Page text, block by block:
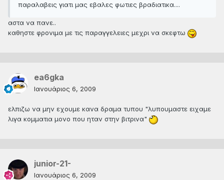
παραλαβεις γιατι μας εβαλες φωτιες βραδιατικα....
αστα να πανε..
καθηστε φρονιμα με τις παραγγελειες μεχρι να σκεφτω
ea6gka
Ιανουάριος 6, 2009
ελπιζω να μην εχουμε κανα δραμα τυπου "λυπουμαστε ειχαμε
λιγα κομματια μονο που ηταν στην βιτρινα"
junior-21-
Ιανουάριος 6, 2009